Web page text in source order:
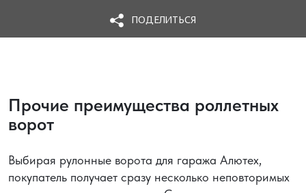
Прочие преимущества роллетных
ворот
Выбирая рулонные ворота для гаража Алютех,
покупатель получает сразу несколько неповторимых